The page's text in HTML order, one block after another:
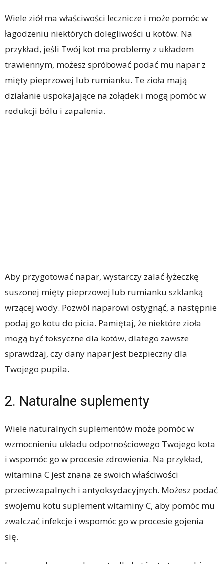
Wiele ziół ma właściwości lecznicze i może pomóc w
łagodzeniu niektórych dolegliwości u kotów. Na
przykład, jeśli Twój kot ma problemy z układem
trawiennym, możesz spróbować podać mu napar z
mięty pieprzowej lub rumianku. Te zioła mają
działanie uspokajające na żołądek i mogą pomóc w
redukcji bólu i zapalenia.
Aby przygotować napar, wystarczy zalać łyżeczkę
suszonej mięty pieprzowej lub rumianku szklanką
wrzącej wody. Pozwól naparowi ostygnąć, a następnie
podaj go kotu do picia. Pamiętaj, że niektóre zioła
mogą być toksyczne dla kotów, dlatego zawsze
sprawdzaj, czy dany napar jest bezpieczny dla
Twojego pupila.
2. Naturalne suplementy
Wiele naturalnych suplementów może pomóc w
wzmocnieniu układu odpornościowego Twojego kota
i wspomóc go w procesie zdrowienia. Na przykład,
witamina C jest znana ze swoich właściwości
przeciwzapalnych i antyoksydacyjnych. Możesz podać
swojemu kotu suplement witaminy C, aby pomóc mu
zwalczać infekcje i wspomóc go w procesie gojenia
się.